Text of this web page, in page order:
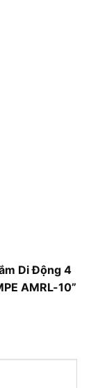
Di Động 4
AMRL-10”